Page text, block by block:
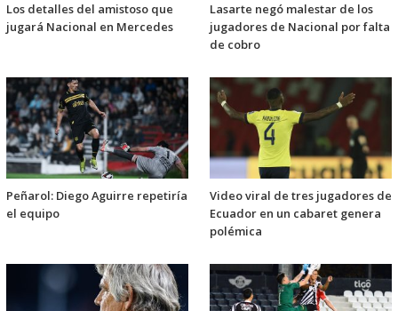
Los detalles del amistoso que
jugará Nacional en Mercedes
Lasarte negó malestar de los
jugadores de Nacional por falta
de cobro
Peñarol: Diego Aguirre repetiría
el equipo
Video viral de tres jugadores de
Ecuador en un cabaret genera
polémica